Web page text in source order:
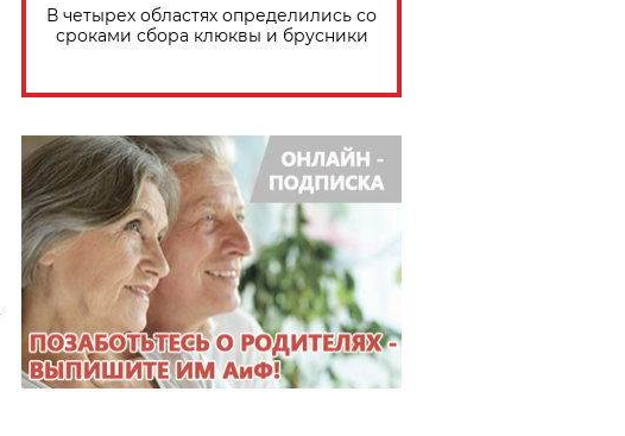
В четырех областях определились со
сроками сбора клюквы и брусники